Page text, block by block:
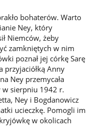
bohaterów. Warto
Ney, który
Niemców, żeby
zamkniętych w nim
poznał jej córkę Sarę
przyjaciółką Anny
Ney przemycała
w sierpniu 1942 r.
Ney i Bogdanowicz
ucieczkę. Pomogli im
w okolicach